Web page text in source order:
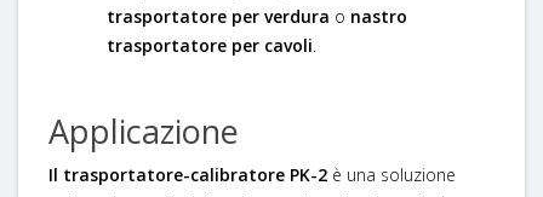
trasportatore per verdura o nastro
trasportatore per cavoli
Applicazione
Il trasportatore-calibratore PK-2 è una soluzione